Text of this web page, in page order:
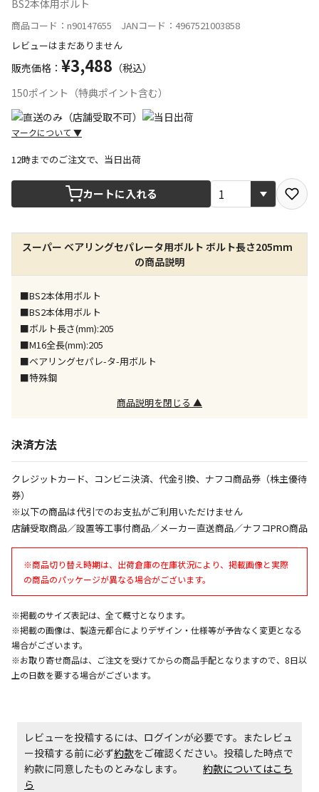
BS2本体用ボルト
商品コード：n90147655 JANコード：4967521003858
レビューはまだありません
販売価格： ¥3,488 （税込）
150ポイント（特典ポイント含む）
マークについて ▼
宅配や店舗受取を選択できる商品です
店舗のみで受取できる商品です（宅配便でのお届けが
できません）
※同時購入の商品は、全て同じ店舗での受取となりま
す
特定の店舗のみで受取ができる商品です（宅配便での
お届けができません）
※同時購入の商品は、全て同じ店舗での受取となりま
す
が、ご購入手続きを分けてお買い求めください
※「宅配・店舗受取」「宅配のみ」マークの商品のみ
午前9時までのご注文確定した商品については、当日に
ため、通常よりお時間をいただく場合がございます。
また、日曜・祝日や年末年始などの長期休業期間中
は、休業明けからの出荷対応となります。
設置工事代金も含まれた商品です
お見積商品です。金額・施工日はお打ち合わせの上、
決定となります。
12時までのご注文で、当日出荷
カートに入れる
スーパー ベアリングセパレータ用ボルト ボルト長さ205mm
の商品説明
■BS2本体用ボルト
■BS2本体用ボルト
■ボルト長さ(mm):205
■M16全長(mm):205
■ベアリングセパレ-タ-用ボルト
■特殊鋼
商品説明を閉じる ▲
決済方法
クレジットカード、コンビニ決済、代金引換、ナフコ商品券（株主優待
券）
※以下の商品は代引でのお支払がご利用いただけません
店舗受取商品／設置等工事付商品／メーカー直送商品／ナフコPRO商品
※商品切り替え時期は、出荷倉庫の在庫状況により、掲載画像と実際
の商品のパッケージが異なる場合がございます。
※掲載のサイズ表記は、全て概寸となります。
※掲載の画像は、製造元都合によりデザイン・仕様等が予告なく変更となる
場合がございます。
※お取り寄せ商品は、ご注文を受けてからの商品手配となりますので、8日以
上の日数を要する場合がございます。
レビューを投稿するには、ログインが必要です。またレビュ
ー投稿する前に必ず約款をご確認ください。投稿した時点で
約款に同意したものとみなします。 約款についてはこち
ら